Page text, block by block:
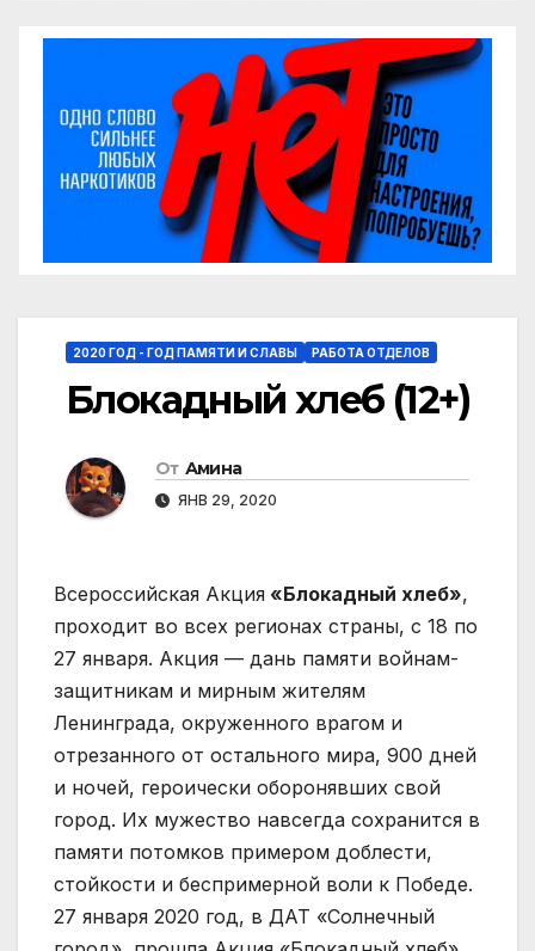
2020 ГОД - ГОД ПАМЯТИ И СЛАВЫ РАБОТА ОТДЕЛОВ
Блокадный хлеб (12+)
От Амина
ЯНВ 29, 2020
Всероссийская Акция «Блокадный хлеб»,
проходит во всех регионах страны, с 18 по
27 января. Акция — дань памяти войнам-
защитникам и мирным жителям
Ленинграда, окруженного врагом и
отрезанного от остального мира, 900 дней
и ночей, героически оборонявших свой
город. Их мужество навсегда сохранится в
памяти потомков примером доблести,
стойкости и беспримерной воли к Победе.
27 января 2020 год, в ДАТ «Солнечный